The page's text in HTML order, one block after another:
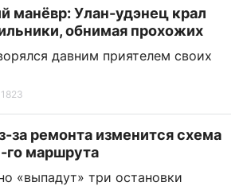
манёвр: Улан-удэнец крал
обнимая прохожих
давним приятелем своих
1823
за ремонта изменится схема
го маршрута
«выпадут» три остановки